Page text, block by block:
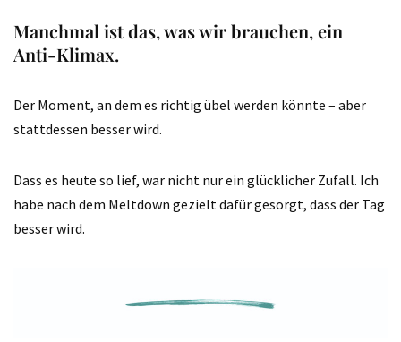
Manchmal ist das, was wir brauchen, ein
Anti-Klimax.
Der Moment, an dem es richtig übel werden könnte – aber
stattdessen besser wird.
Dass es heute so lief, war nicht nur ein glücklicher Zufall. Ich
habe nach dem Meltdown gezielt dafür gesorgt, dass der Tag
besser wird.